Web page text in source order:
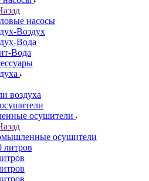
насосы
Воздух
Вода
Вода
воздуха
осушители
осушители
литров